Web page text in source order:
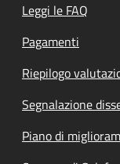
Leggi le FAQ
Pagamenti
Riepilogo
Segnalazione
Piano di